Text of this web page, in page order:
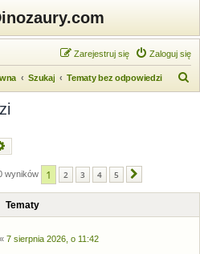
Zaloguj się
Zarejestruj się
Szukaj Tematy bez odpowiedzi
wyników 1 2 3 4 5
Tematy
« 7 sierpnia 2026, o 11:42